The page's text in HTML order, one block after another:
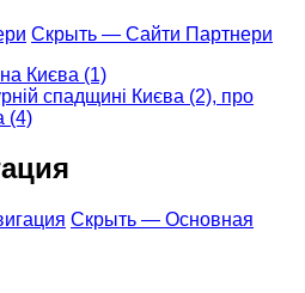
Скрыть — Сайти Партнери
Києва (1)
спадщині Києва (2), про
(4)
Скрыть — Основная